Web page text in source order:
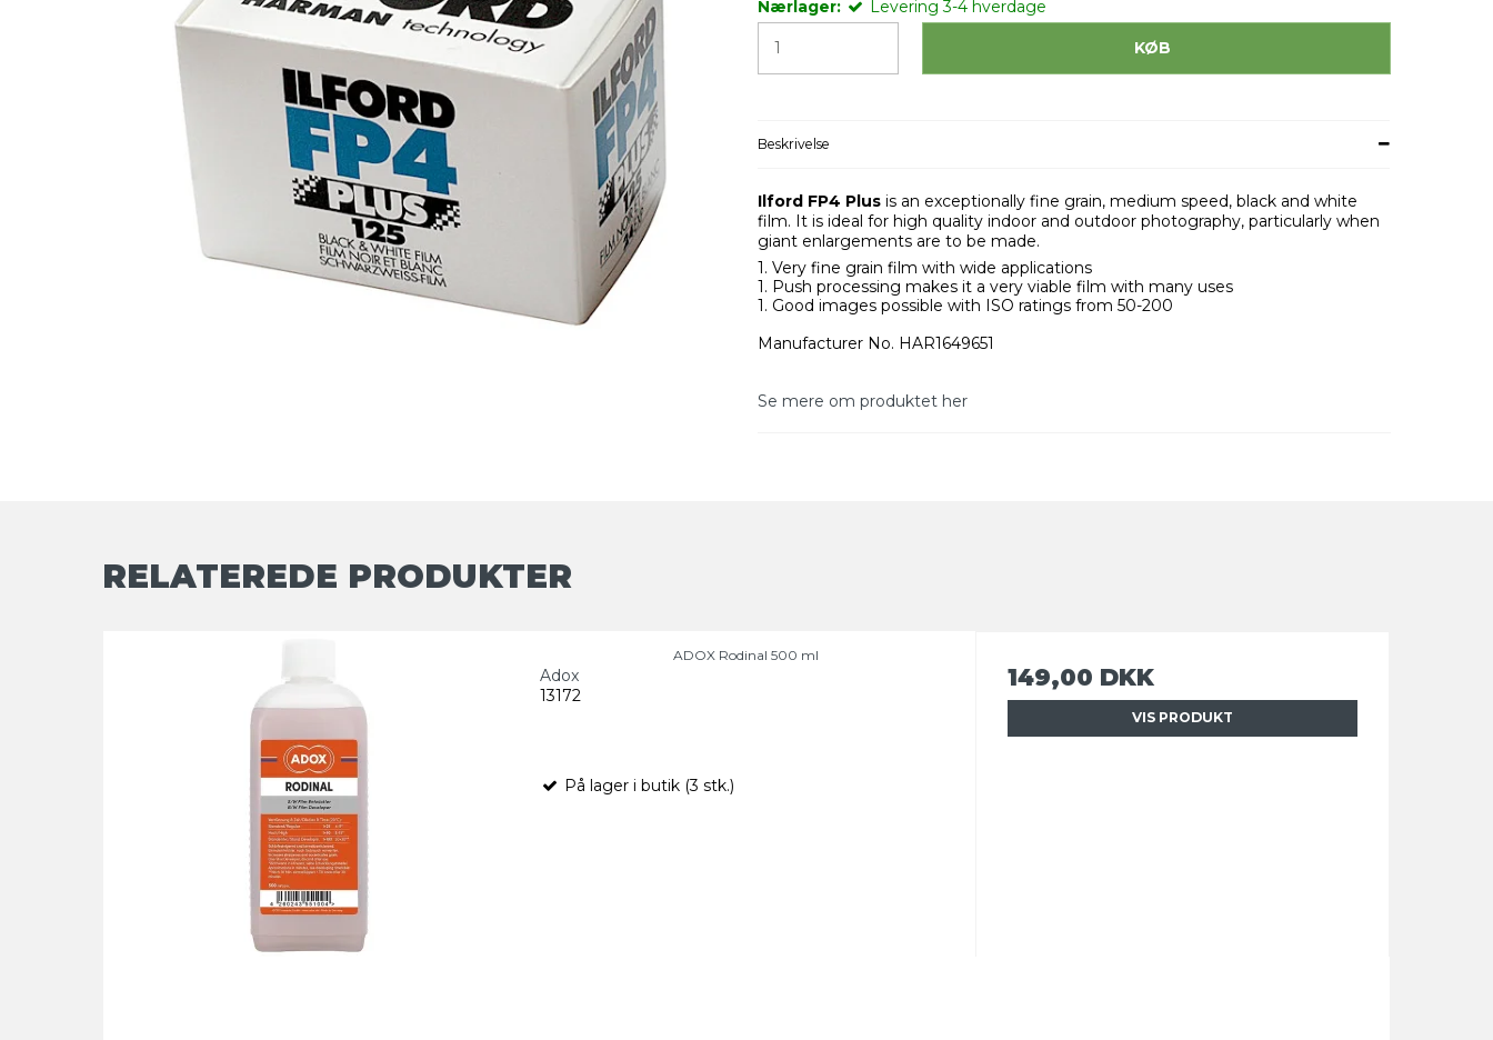
Nærlager:
Levering 3-4 hverdage
KØB
Beskrivelse
Ilford FP4 Plus is an exceptionally fine grain, medium speed, black and white
film. It is ideal for high quality indoor and outdoor photography, particularly when
giant enlargements are to be made.
Very fine grain film with wide applications
Push processing makes it a very viable film with many uses
Good images possible with ISO ratings from 50-200
Manufacturer No. HAR1649651
Se mere om produktet her
RELATEREDE PRODUKTER
ADOX Rodinal 500 ml
Adox
13172
På lager i butik (3 stk.)
149,00 DKK
VIS PRODUKT